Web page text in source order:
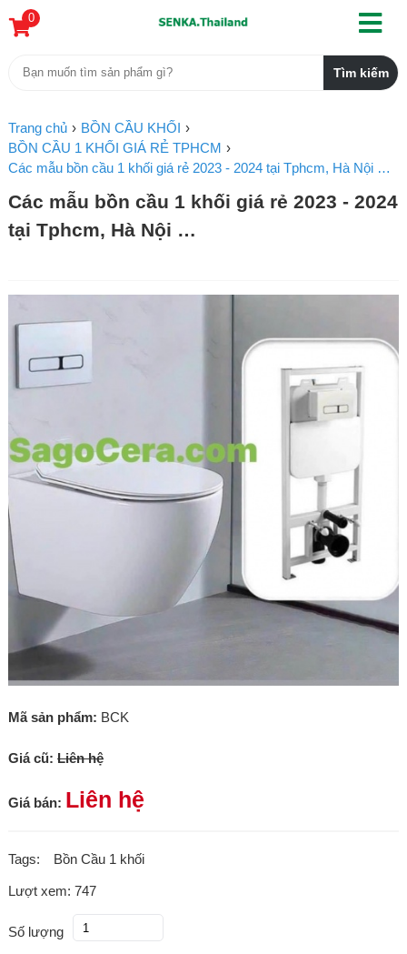
0
Trang chủ
BỒN CẦU KHỐI
BỒN CẦU 1 KHỐI GIÁ RẺ TPHCM
Các mẫu bồn cầu 1 khối giá rẻ 2023 - 2024 tại Tphcm, Hà Nội …
Các mẫu bồn cầu 1 khối giá rẻ 2023 - 2024
tại Tphcm, Hà Nội …
Mã sản phẩm: BCK
Giá cũ: Liên hệ
Giá bán: Liên hệ
Tags: Bồn Cầu 1 khối
Lượt xem: 747
Số lượng